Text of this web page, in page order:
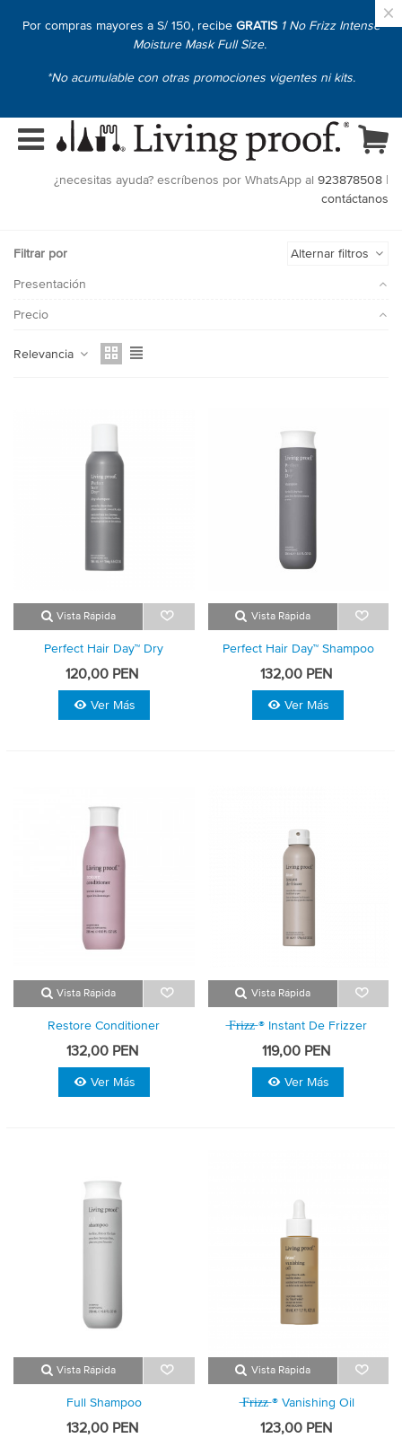
Por compras mayores a S/ 150, recibe GRATIS 1 No Frizz Intense
Moisture Mask Full Size.
*No acumulable con otras promociones vigentes ni kits.
×
¿necesitas ayuda? escríbenos por WhatsApp al 923878508 |
contáctanos
Filtrar por
Alternar filtros
Presentación
Precio
Relevancia
Vista Rápida
Perfect Hair Day™ Dry
Shampoo
120,00 PEN
Ver Más
Vista Rápida
Perfect Hair Day™ Shampoo
132,00 PEN
Ver Más
Vista Rápida
Restore Conditioner
132,00 PEN
Ver Más
Vista Rápida
̶f̶r̶i̶z̶z̶ ® Instant De Frizzer
119,00 PEN
Ver Más
Vista Rápida
Full Shampoo
132,00 PEN
Vista Rápida
̶f̶r̶i̶z̶z̶ ® Vanishing Oil
123,00 PEN